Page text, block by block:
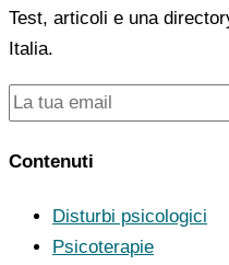
Test, articoli e una
Italia.
Contenuti
Disturbi psicologici
Psicoterapie